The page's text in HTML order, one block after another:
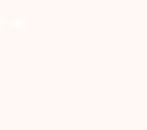
Ideal para